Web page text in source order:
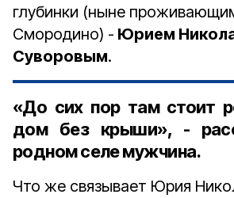
глубинки (ныне
Смородино) - Юрием
Суворовым.
«До сих пор там стоит
дом без крыши», -
родном селе мужчина.
Что же связывает Юрия